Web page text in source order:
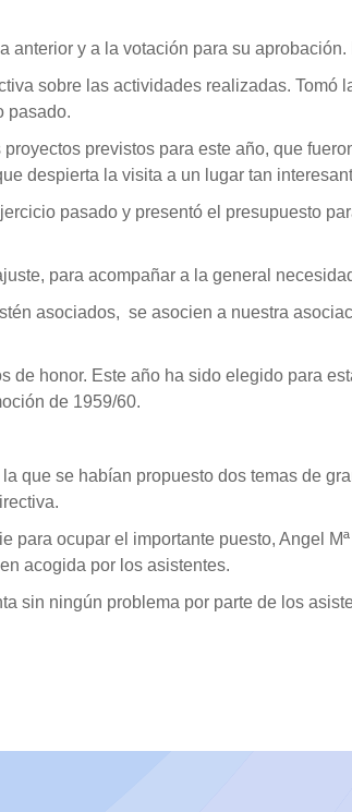
y a la votación para su
sobre las actividades realizadas. Tomó
pasado.
previstos para este año, que
despierta la visita a un lugar tan
pasado y presentó el presupuesto
para acompañar a la general
asociados, se asocien a nuestra
de honor. Este año ha sido elegido para
de 1959/60.
que se habían propuesto dos temas de
para ocupar el importante puesto, Angel
acogida por los asistentes.
sin ningún problema por parte de los